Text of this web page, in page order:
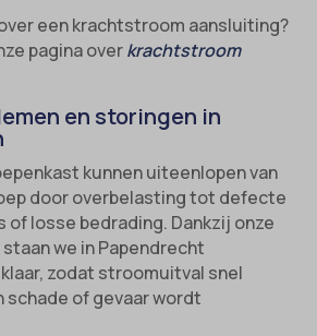
een krachtstroom aansluiting?
pagina overkrachtstroom
en storingen in
kunnen uiteenlopen van
door overbelasting tot defecte
of losse bedrading. Dankzij onze
we in Papendrecht
zodat stroomuitval snel
schade of gevaar wordt